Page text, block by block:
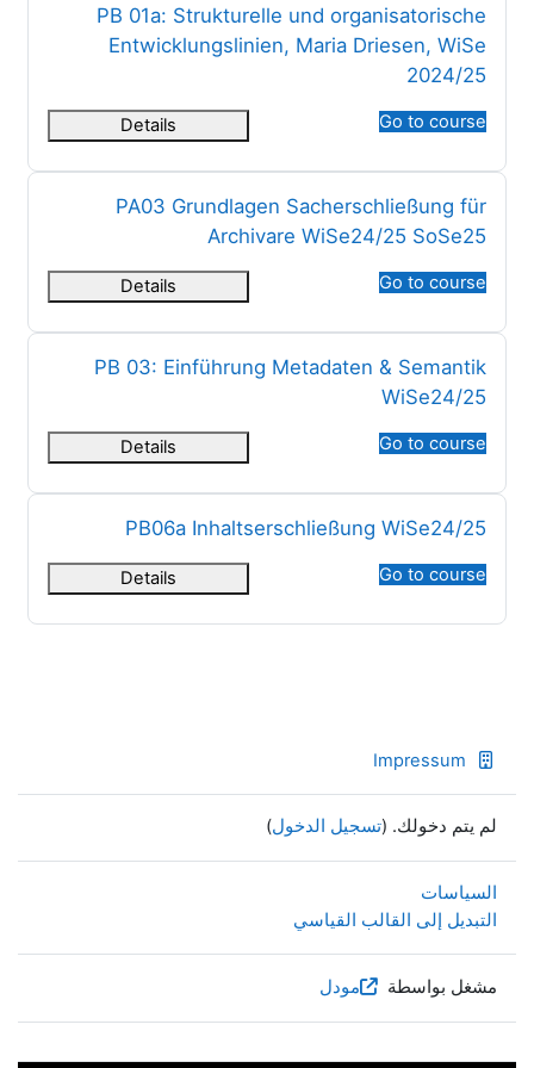
اسم المقرر
PB 01a: Strukturelle und organisatorische
Entwicklungslinien, Maria Driesen, WiSe
2024/25
Go to course
Details
اسم المقرر
PA03 Grundlagen Sacherschließung für
Archivare WiSe24/25 SoSe25
Go to course
Details
اسم المقرر
PB 03: Einführung Metadaten & Semantik
WiSe24/25
Go to course
Details
اسم المقرر
PB06a Inhaltserschließung WiSe24/25
Go to course
Details
Impressum
لم يتم دخولك. (تسجيل الدخول)
السياسات
التبديل إلى القالب القياسي
مشغل بواسطة مودل